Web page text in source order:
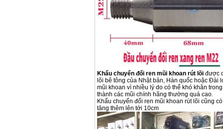
Khẩu chuyển đổi ren mũi khoan rút lõi được
lõi bê tông của Nhật bản, Hàn quốc hoặc Đài
mũi khoan vì nhiều lý do có thể khó khăn
thành các mũi chính hãng thường quá cao.
Khẩu chuyển đổi ren mũi khoan rút lõi cũng
tăng thêm lên tới 10cm